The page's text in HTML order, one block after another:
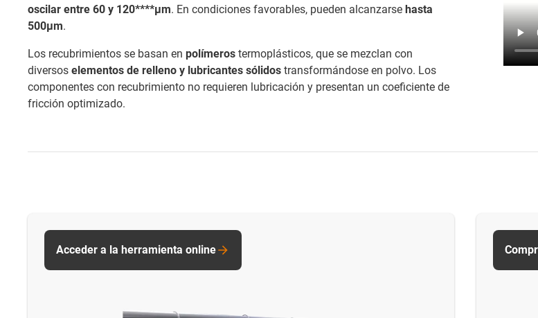
oscilar entre 60 y 120****μm. En condiciones favorables, pueden alcanzarse hasta
500μm.
Los recubrimientos se basan en polímeros termoplásticos, que se mezclan con
diversos elementos de relleno y lubricantes sólidos transformándose en polvo. Los
componentes con recubrimiento no requieren lubricación y presentan un coeficiente de
fricción optimizado.
Acceder a la herramienta online